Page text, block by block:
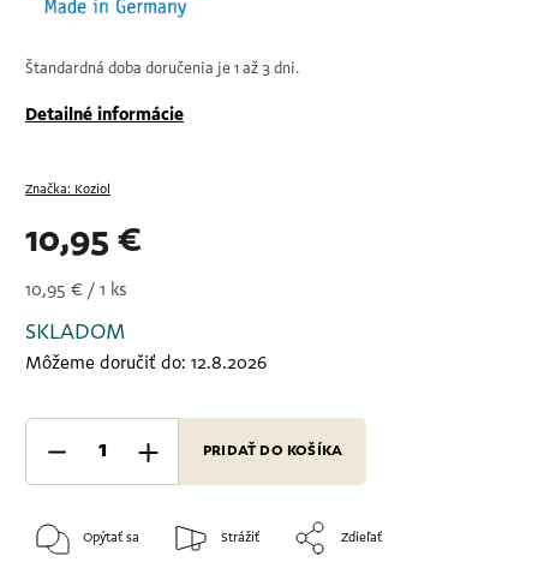
Štandardná doba doručenia je 1 až 3 dni.
Detailné informácie
Značka: Koziol
10,95 €
10,95 € / 1 ks
SKLADOM
Môžeme doručiť do: 12.8.2026
PRIDAŤ DO KOŠÍKA
Opýtať sa Strážiť Zdieľať